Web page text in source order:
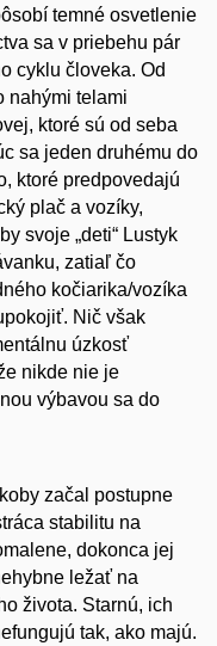
temné osvetlenie
sa v priebehu pár
cyklu človeka. Od
nahými telami
ktoré sú od seba
sa jeden druhému do
ktoré predpovedajú
plač a vozíky,
svoje „deti“ Lustyk
zatiaľ čo
kočiarika/vozíka
Nič však
úzkosť
nikde nie je
výbavou sa do
začal postupne
stabilitu na
dokonca jej
ležať na
života. Starnú, ich
tak, ako majú.